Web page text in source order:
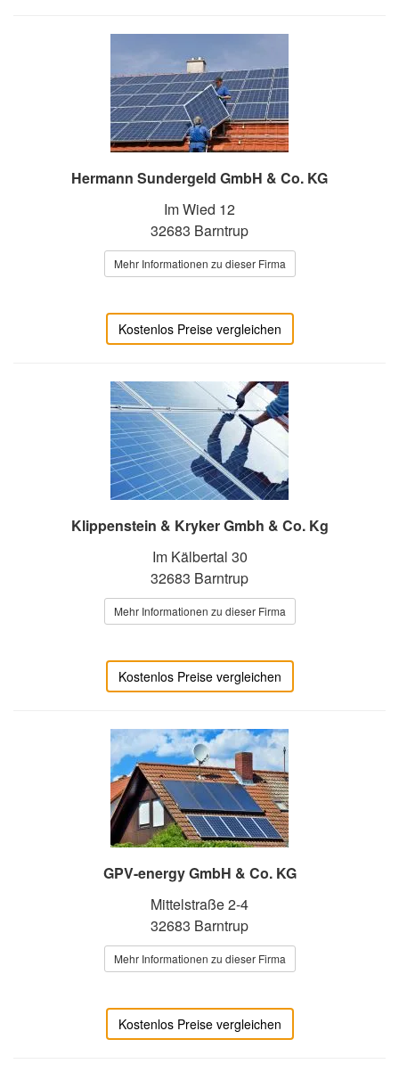
Hermann Sundergeld GmbH & Co. KG
Im Wied 12
32683 Barntrup
Mehr Informationen zu dieser Firma
Kostenlos Preise vergleichen
Klippenstein & Kryker Gmbh & Co. Kg
Im Kälbertal 30
32683 Barntrup
Mehr Informationen zu dieser Firma
Kostenlos Preise vergleichen
GPV-energy GmbH & Co. KG
Mittelstraße 2-4
32683 Barntrup
Mehr Informationen zu dieser Firma
Kostenlos Preise vergleichen